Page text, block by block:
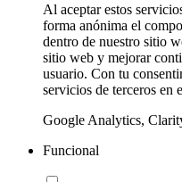
Al aceptar estos
forma anónima el
dentro de nuestro sitio
sitio web y mejorar
usuario. Con tu
servicios de terceros en
Google Analytics,
Funcional